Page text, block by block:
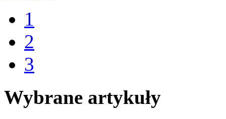
1
2
3
Wybrane artykuły